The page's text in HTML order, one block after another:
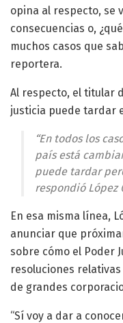
opina al respecto, se
consecuencias o,
muchos casos que
reportera.
Al respecto, el titular
justicia puede tardar
“En todos los
país está
puede tardar
respondió López
En esa misma línea,
anunciar que
sobre cómo el Poder
resoluciones
de grandes
“Sí voy a dar a